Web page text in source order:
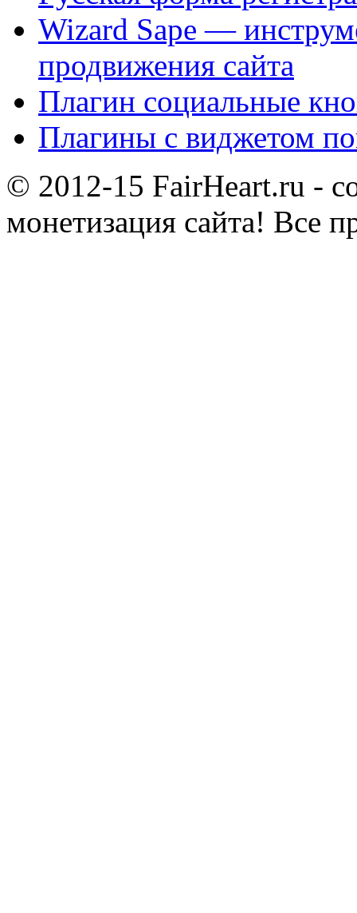
Wizard Sape —
продвижения сайта
Плагин социальные
Плагины с виджетом
© 2012-15 FairHeart.ru -
монетизация сайта! Все